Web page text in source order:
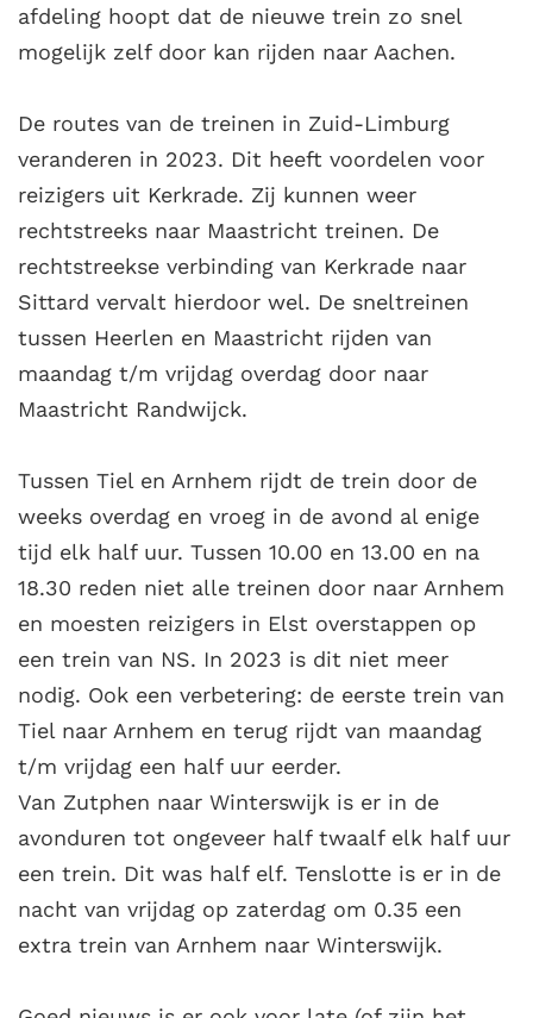
afdeling hoopt dat de nieuwe trein zo snel
mogelijk zelf door kan rijden naar Aachen.
De routes van de treinen in Zuid-Limburg
veranderen in 2023. Dit heeft voordelen voor
reizigers uit Kerkrade. Zij kunnen weer
rechtstreeks naar Maastricht treinen. De
rechtstreekse verbinding van Kerkrade naar
Sittard vervalt hierdoor wel. De sneltreinen
tussen Heerlen en Maastricht rijden van
maandag t/m vrijdag overdag door naar
Maastricht Randwijck.
Tussen Tiel en Arnhem rijdt de trein door de
weeks overdag en vroeg in de avond al enige
tijd elk half uur. Tussen 10.00 en 13.00 en na
18.30 reden niet alle treinen door naar Arnhem
en moesten reizigers in Elst overstappen op
een trein van NS. In 2023 is dit niet meer
nodig. Ook een verbetering: de eerste trein van
Tiel naar Arnhem en terug rijdt van maandag
t/m vrijdag een half uur eerder.
Van Zutphen naar Winterswijk is er in de
avonduren tot ongeveer half twaalf elk half uur
een trein. Dit was half elf. Tenslotte is er in de
nacht van vrijdag op zaterdag om 0.35 een
extra trein van Arnhem naar Winterswijk.